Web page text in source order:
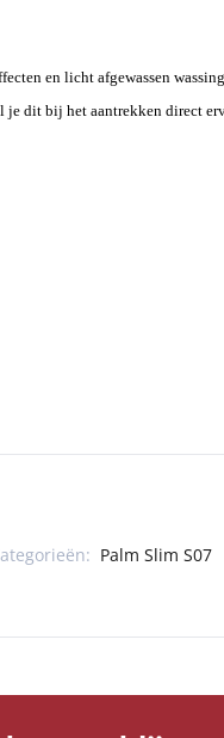
en licht afgewassen
dit bij het aantrekken direct
Palm Slim S07